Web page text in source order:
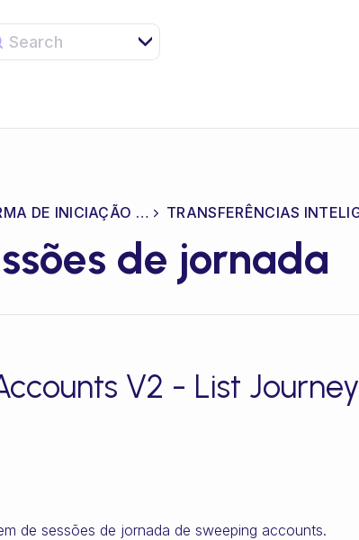
Search
PLATAFORMA DE INICIAÇÃO (ITP)
de jornada
V2 - List Journey
de sessões de jornada de sweeping accounts.